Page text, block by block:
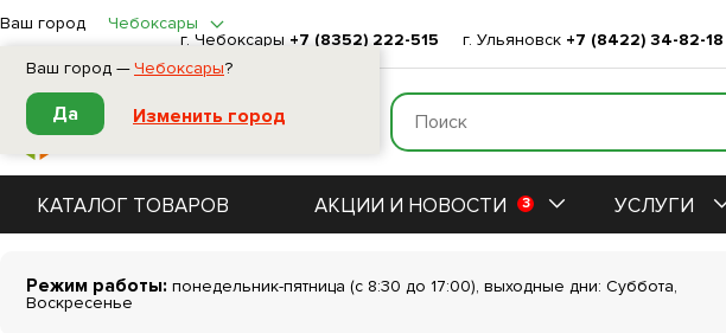
Ваш город —Чебоксары?
Да Изменить город
Ваш город
Чебоксары
г. Чебоксары +7 (8352) 222-515 г. Ульяновск +7 (8422) 34-82-18
КАТАЛОГ ТОВАРОВ АКЦИИ И НОВОСТИ 3 УСЛУГИ
Режим работы: понедельник-пятница (с 8:30 до 17:00), выходные дни: Суббота,
Воскресенье